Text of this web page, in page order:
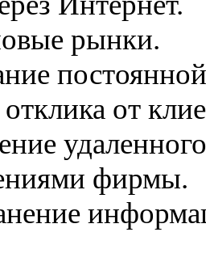
рынки.
от
фирмы.